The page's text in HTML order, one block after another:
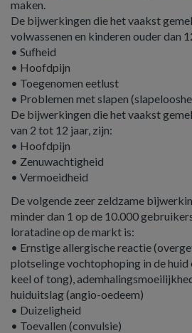
maken.
De bijwerkingen die het vaakst
volwassenen en kinderen ouder dan
• Sufheid
• Hoofdpijn
• Toegenomen eetlust
• Problemen met slapen
De bijwerkingen die het vaakst
van 2 tot 12 jaar, zijn:
• Hoofdpijn
• Zenuwachtigheid
• Vermoeidheid
De volgende zeer zeldzame
minder dan 1 op de 10.000
loratadine op de markt is:
• Ernstige allergische reactie
plotselinge vochtophoping in de huid
keel of tong),
huiduitslag (angio-oedeem)
• Duizeligheid
• Toevallen (convulsie)